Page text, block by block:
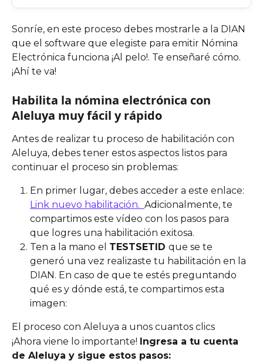
Sonríe, en este proceso debes mostrarle a la DIAN
que el software que elegiste para emitir Nómina
Electrónica funciona ¡Al pelo!. Te enseñaré cómo.
¡Ahí te va!
Habilita la nómina electrónica con
Aleluya muy fácil y rápido
Antes de realizar tu proceso de habilitación con
Aleluya, debes tener estos aspectos listos para
continuar el proceso sin problemas:
En primer lugar, debes acceder a este enlace:
Link nuevo habilitación. Adicionalmente, te
compartimos este vídeo con los pasos para
que logres una habilitación exitosa.
Ten a la mano el TESTSETID que se te
generó una vez realizaste tu habilitación en la
DIAN. En caso de que te estés preguntando
qué es y dónde está, te compartimos esta
imagen:
El proceso con Aleluya a unos cuantos clics
¡Ahora viene lo importante! Ingresa a tu cuenta
de Aleluya y sigue estos pasos: